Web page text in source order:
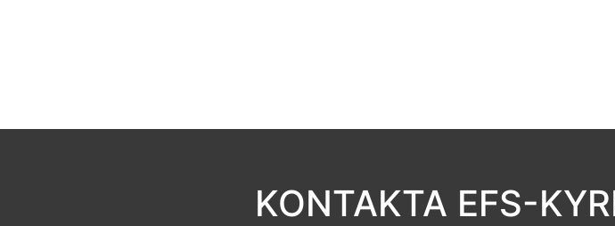
KONTAKTA EFS-